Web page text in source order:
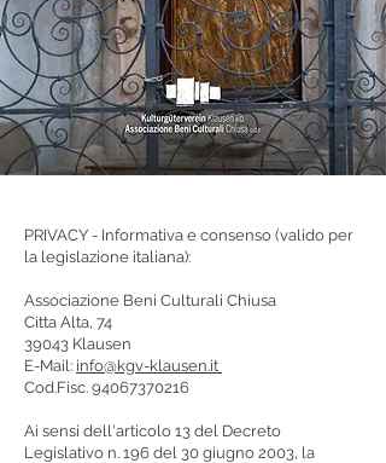
PRIVACY - Informativa e consenso (valido per
la legislazione italiana):
Associazione Beni Culturali Chiusa
Citta Alta, 74
39043 Klausen
E-Mail: info@kgv-klausen.it
Cod.Fisc. 94067370216
Ai sensi dell'articolo 13 del Decreto
Legislativo n. 196 del 30 giugno 2003, la